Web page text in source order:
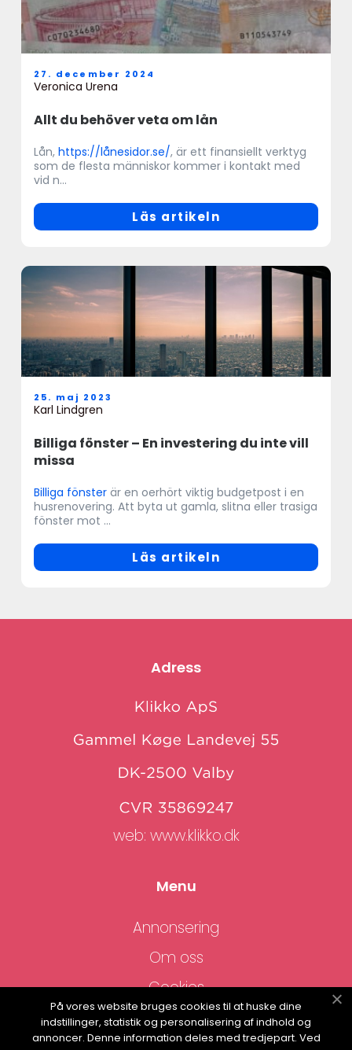
Allt du behöver veta om lån
27. december 2024
Veronica Urena
Lån, https://lånesidor.se/, är ett finansiellt verktyg
som de flesta människor kommer i kontakt med
vid n...
Läs artikeln
Billiga fönster – En investering du inte vill
missa
25. maj 2023
Karl Lindgren
Billiga fönster är en oerhört viktig budgetpost i en
husrenovering. Att byta ut gamla, slitna eller trasiga
fönster mot ...
Läs artikeln
Adress
web: www.klikko.dk
Menu
Annonsering
Om oss
Cookies
Kontakta oss
På vores website bruges cookies til at huske dine
indstillinger, statistik og personalisering af indhold og
annoncer. Denne information deles med tredjepart. Ved